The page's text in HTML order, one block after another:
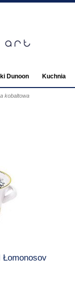
Dunoon Kuchnia
kobaltowa
Łomonosov